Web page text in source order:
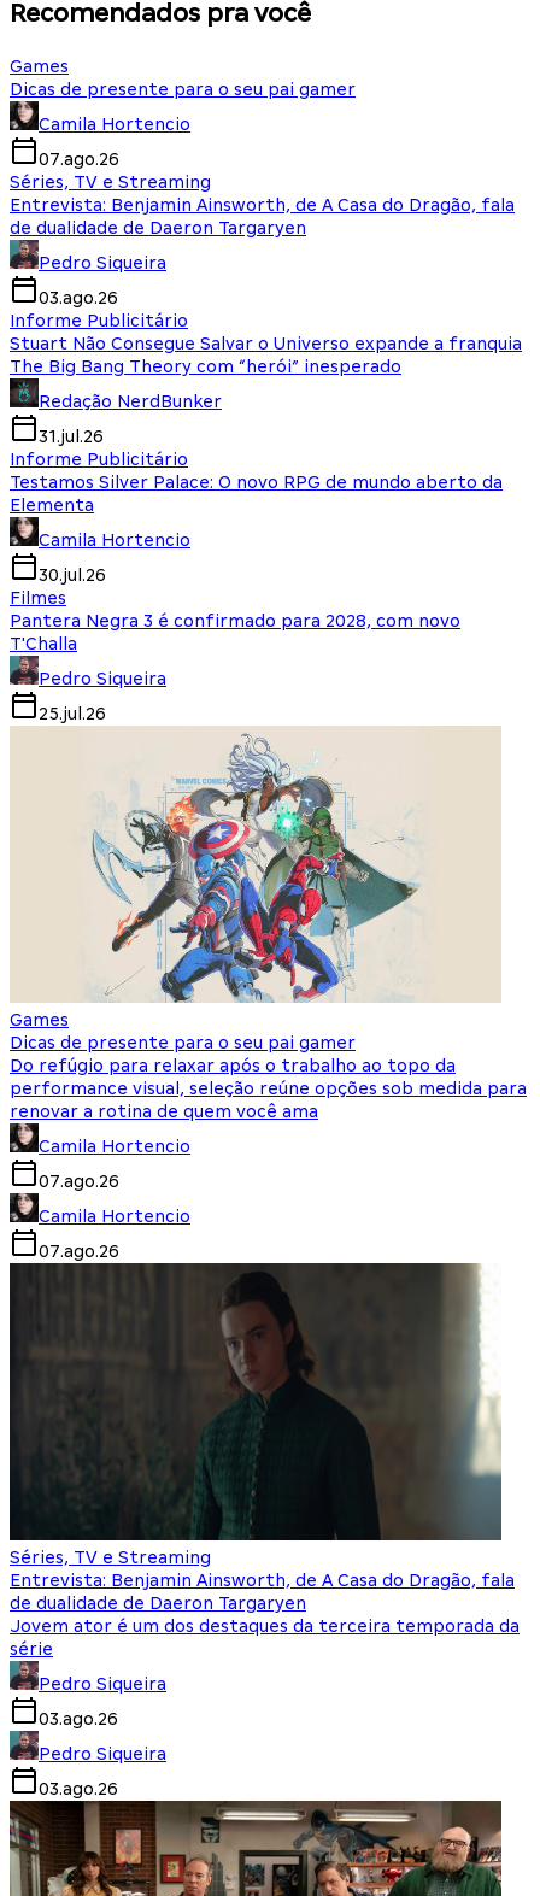
Recomendados pra você
Games
Dicas de presente para o seu pai gamer
Camila Hortencio
07.ago.26
Séries, TV e Streaming
Entrevista: Benjamin Ainsworth, de A Casa do Dragão, fala
de dualidade de Daeron Targaryen
Pedro Siqueira
03.ago.26
Informe Publicitário
Stuart Não Consegue Salvar o Universo expande a franquia
The Big Bang Theory com “herói” inesperado
Redação NerdBunker
31.jul.26
Informe Publicitário
Testamos Silver Palace: O novo RPG de mundo aberto da
Elementa
Camila Hortencio
30.jul.26
Filmes
Pantera Negra 3 é confirmado para 2028, com novo
T'Challa
Pedro Siqueira
25.jul.26
Games
Dicas de presente para o seu pai gamer
Do refúgio para relaxar após o trabalho ao topo da
performance visual, seleção reúne opções sob medida para
renovar a rotina de quem você ama
Camila Hortencio
07.ago.26
Camila Hortencio
07.ago.26
Séries, TV e Streaming
Entrevista: Benjamin Ainsworth, de A Casa do Dragão, fala
de dualidade de Daeron Targaryen
Jovem ator é um dos destaques da terceira temporada da
série
Pedro Siqueira
03.ago.26
Pedro Siqueira
03.ago.26